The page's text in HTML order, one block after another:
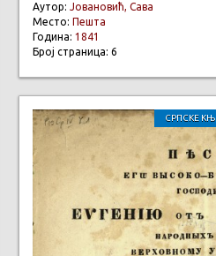
Аутор: Јовановић, Сава
Место: Пешта
Година: 1841
Број страница: 6
СРПСКЕ